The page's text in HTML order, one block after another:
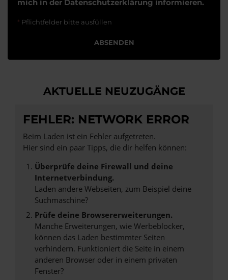
mich in der Datenschutzerklärung informieren.
* Pflichtfelder bitte ausfüllen
ABSENDEN
AKTUELLE NEUZUGÄNGE
FEHLER: NETWORK ERROR
Beim Laden ist ein Fehler aufgetreten.
Hier sind ein paar Tipps, die dir helfen können:
Überprüfe deine Firewall und deine
Internetverbindung.
Laden andere Webseiten, zum Beispiel deine
Suchmaschine?
Prüfe deine Browsererweiterungen.
Manche Erweiterungen, wie Werbeblocker,
können das Laden bestimmter Seiten
verhindern. Funktioniert die Seite in einem
anderen Browser oder in einem privaten
Fenster?